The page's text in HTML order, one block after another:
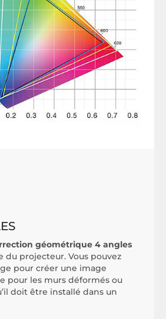
géométrique 4 angles
projecteur. Vous pouvez
pour créer une image
pour les murs déformés ou
doit être installé dans un